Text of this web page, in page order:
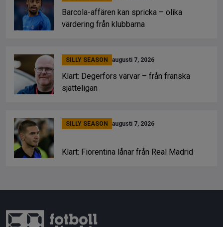
Barcola-affären kan spricka – olika
värdering från klubbarna
SILLY SEASON augusti 7, 2026
Klart: Degerfors värvar – från franska
sjätteligan
SILLY SEASON augusti 7, 2026
Klart: Fiorentina lånar från Real Madrid